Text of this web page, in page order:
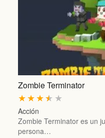
Zombie Terminator
★
★
★
★
★
Acción
Zombie Terminator es un
persona…